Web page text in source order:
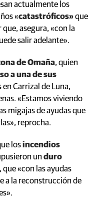
actualmente los
«catastróficos»que
asegura, «con la
salir adelante».
de Omaña, quien
a una de sus
Carrizal de Luna,
«Estamos viviendo
migajas de ayudas que
reprocha.
losincendios
un duro
«con las ayudas
a la reconstrucción de